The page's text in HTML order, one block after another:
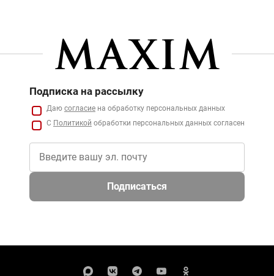
Подписка на рассылку
Даю согласие на обработку персональных данных
С Политикой обработки персональных данных согласен
Подписаться